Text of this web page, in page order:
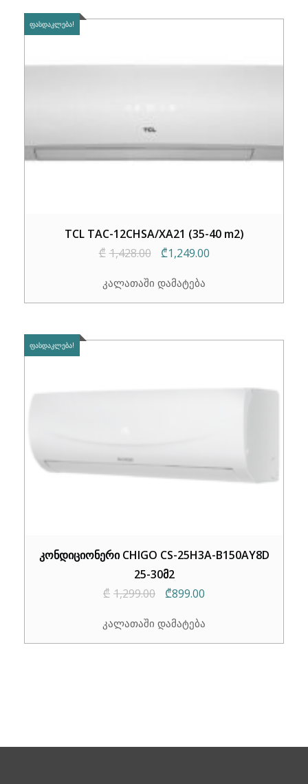
ᲤᲐᲡᲓᲐᲙᲚᲔᲑᲐ!
TCL TAC-12CHSA/XA21 (35-40 m2)
₾ 1,428.00
Original
was:
₾1,249.00Current
კალათაში დამატება
ᲤᲐᲡᲓᲐᲙᲚᲔᲑᲐ!
კონდიციონერი CHIGO CS-25H3A-B150AY8D
25-30მ2
₾ 1,299.00
Original
was:
₾899.00
is:
კალათაში დამატება